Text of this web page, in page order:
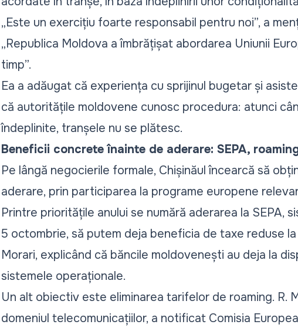
„Este un exercițiu foarte responsabil pentru noi”, a
„Republica Moldova a îmbrățișat abordarea Uniunii
timp”.
Ea a adăugat că experiența cu sprijinul bugetar și
că autoritățile moldovene cunosc procedura: atunci
îndeplinite, tranșele nu se plătesc.
Beneficii concrete înainte de aderare: SEPA,
Pe lângă negocierile formale, Chișinăul încearcă să
aderare, prin participarea la programe europene
Printre prioritățile anului se numără aderarea la SEPA,
5 octombrie, să putem deja beneficia de taxe reduse
Morari, explicând că băncile moldovenești au deja la
sistemele operaționale.
Un alt obiectiv este eliminarea tarifelor de roaming. R.
domeniul telecomunicațiilor, a notificat Comisia